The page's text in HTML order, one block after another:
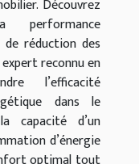
Découvrez
performance
réduction des
reconnu en
l’efficacité
dans le
capacité d’un
d’énergie